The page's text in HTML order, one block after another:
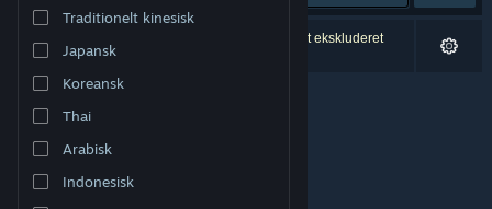
Skift sprog
Hent Steam-mobilappen
Vis desktop-webside
Traditionelt kinesisk
Japansk
Koreansk
Thai
Arabisk
Indonesisk
0 resultater matcher din søgning. 2 titler er blevet ekskluderet
baseret på dine præferencer.